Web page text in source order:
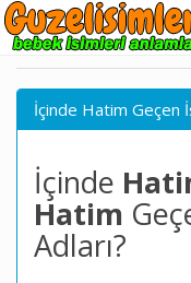
İçinde Hatim Geçen
İçinde
Hatim
Adları?